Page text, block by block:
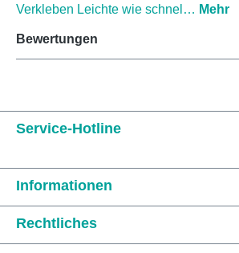
Verkleben Leichte wie schnel… Mehr
Bewertungen
Service-Hotline
Informationen
Rechtliches